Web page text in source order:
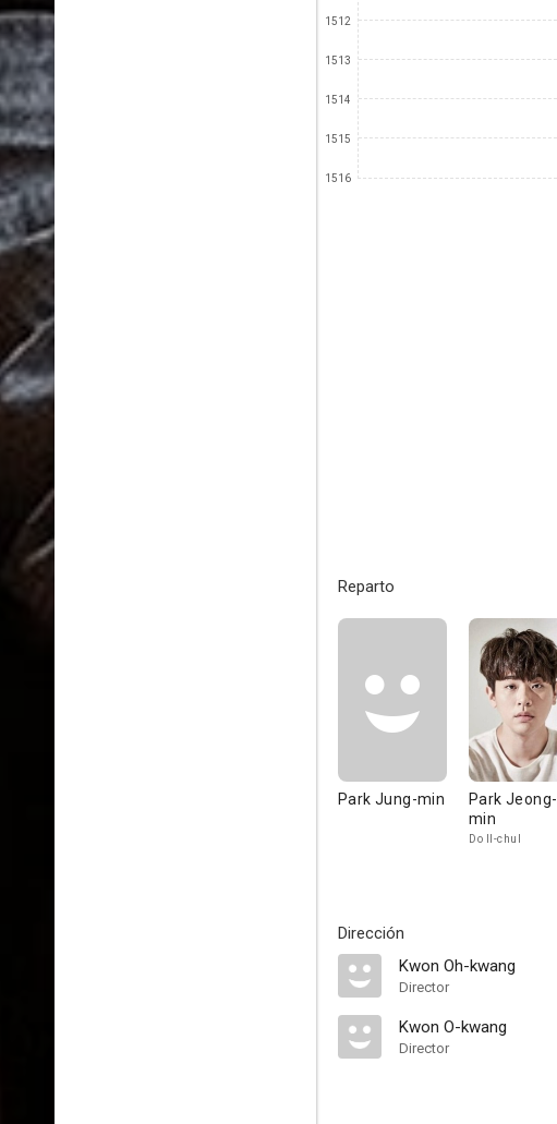
1512
1513
1514
1515
1516
Reparto
Park Jung-min
Park Jeong-
min
Do Il-chul
Dirección
Kwon Oh-kwang
Director
Kwon O-kwang
Director